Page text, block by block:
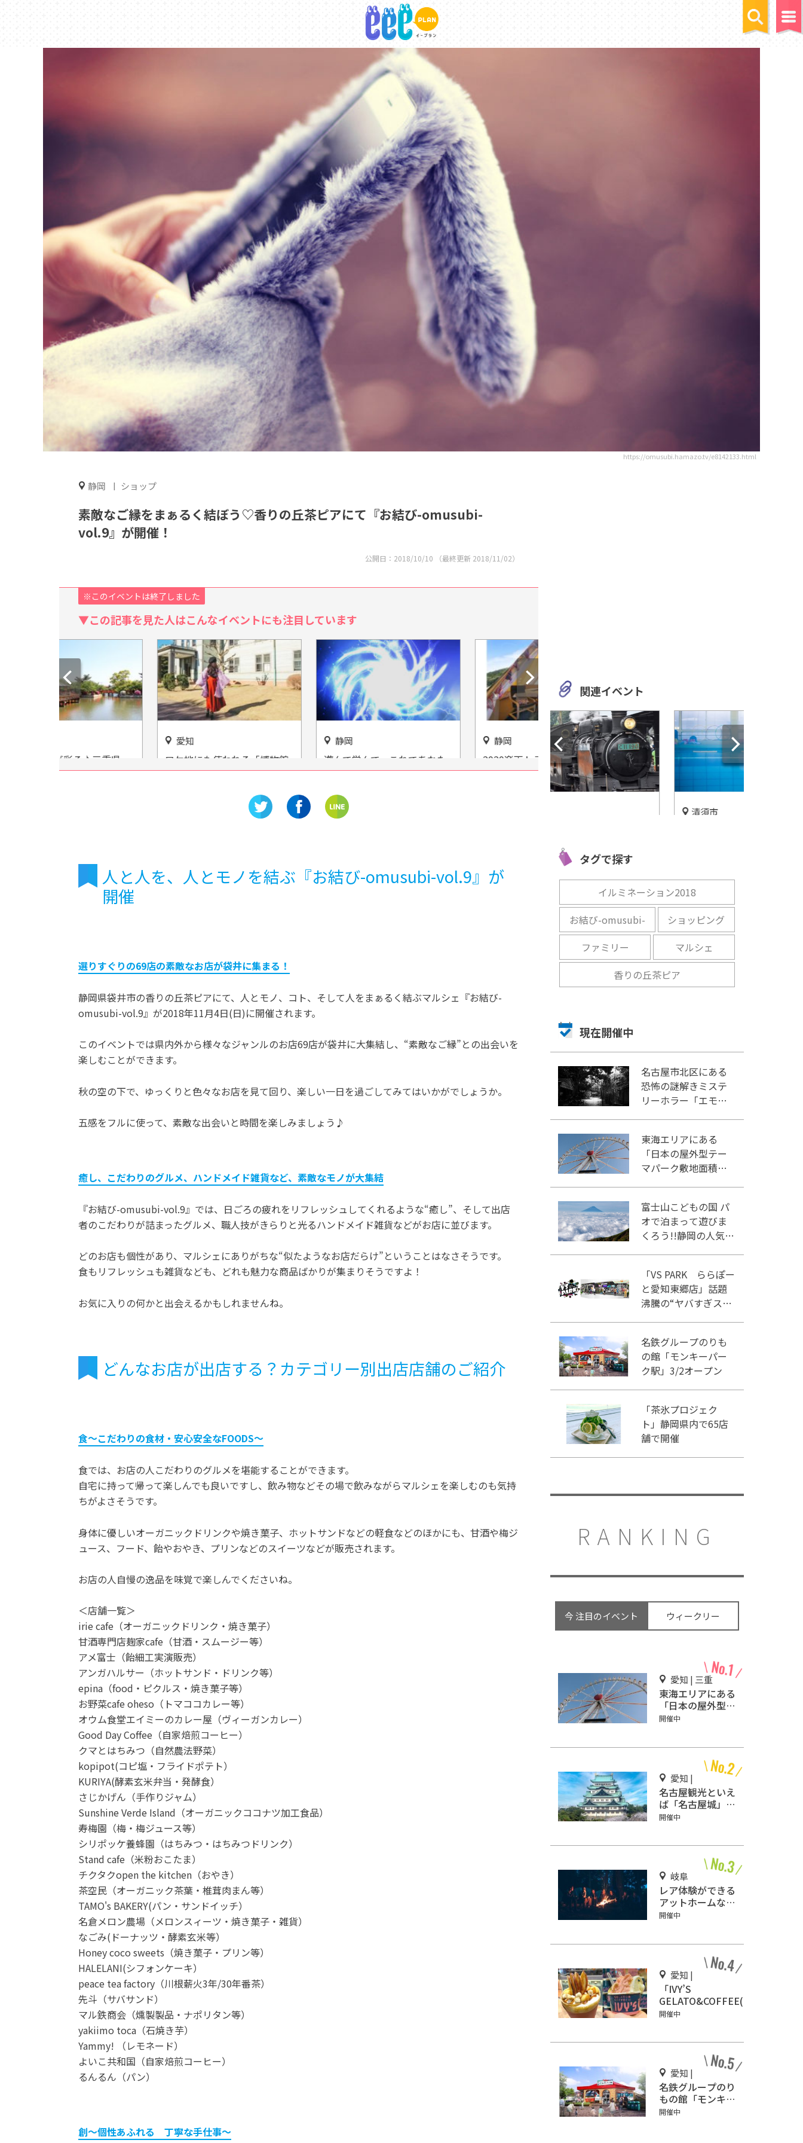
https://omusubi.hamazo.tv/e8142133.html
静岡 ショップ
素敵なご縁をまぁるく結ぼう♡香りの丘茶ピアにて『お結び-omusubi-
vol.9』が開催！
公開日： 2018/10/10 （最終更新 2018/11/02）
※このイベントは終了しました
▼この記事を見た人はこんなイベントにも注目しています
ロケ地にも使われる「博物館
明治村」で明治時代の街並み
遊んで学んで、これであなた
もエネルギー博士だ！「浜岡
2020楽天トラベルランキング
第2位！大注目のグランピン
全国
四国のお取り寄せグルメを紹
介！「讃岐うどん」「鰹のた
たき」などをおうちで楽しも
愛知
水の歴史資料館 大
「水」と危険な「水
にいこう
人と人を、人とモノを結ぶ『お結び-omusubi-vol.9』が
開催
選りすぐりの69店の素敵なお店が袋井に集まる！
静岡県袋井市の香りの丘茶ピアにて、人とモノ、コト、そして人をまぁるく結ぶマルシェ『お結び-
omusubi-vol.9』が2018年11月4日(日)に開催されます。
このイベントでは県内外から様々なジャンルのお店69店が袋井に大集結し、“素敵なご縁”との出会いを
楽しむことができます。
秋の空の下で、ゆっくりと色々なお店を見て回り、楽しい一日を過ごしてみてはいかがでしょうか。
五感をフルに使って、素敵な出会いと時間を楽しみましょう♪
癒し、こだわりのグルメ、ハンドメイド雑貨など、素敵なモノが大集結
『お結び-omusubi-vol.9』では、日ごろの疲れをリフレッシュしてくれるような“癒し”、そして出店
者のこだわりが詰まったグルメ、職人技がきらりと光るハンドメイド雑貨などがお店に並びます。
どのお店も個性があり、マルシェにありがちな“似たようなお店だらけ”ということはなさそうです。
食もリフレッシュも雑貨なども、どれも魅力な商品ばかりが集まりそうですよ！
お気に入りの何かと出会えるかもしれませんね。
どんなお店が出店する？カテゴリー別出店店舗のご紹介
食～こだわりの食材・安心安全なFOODS～
食では、お店の人こだわりのグルメを堪能することができます。
自宅に持って帰って楽しんでも良いですし、飲み物などその場で飲みながらマルシェを楽しむのも気持
ちがよさそうです。
身体に優しいオーガニックドリンクや焼き菓子、ホットサンドなどの軽食などのほかにも、甘酒や梅ジ
ュース、フード、飴やおやき、プリンなどのスイーツなどが販売されます。
お店の人自慢の逸品を味覚で楽しんでくださいね。
＜店舗一覧＞
irie cafe（オーガニックドリンク・焼き菓子）
甘酒専門店麹家cafe（甘酒・スムージー等）
アメ富士（飴細工実演販売）
アンガハルサー（ホットサンド・ドリンク等）
epina（food・ピクルス・焼き菓子等）
お野菜cafe oheso（トマココカレー等）
オウム食堂エイミーのカレー屋（ヴィーガンカレー）
Good Day Coffee（自家焙煎コーヒー）
クマとはちみつ（自然農法野菜）
kopipot(コピ塩・フライドポテト）
KURIYA(酵素玄米弁当・発酵食）
さじかげん（手作りジャム）
Sunshine Verde Island（オーガニックココナツ加工食品）
寿梅園（梅・梅ジュース等）
シリポッケ養蜂園（はちみつ・はちみつドリンク）
Stand cafe（米粉おこたま）
チクタクopen the kitchen（おやき）
茶空民（オーガニック茶葉・椎茸肉まん等）
TAMO's BAKERY(パン・サンドイッチ）
名倉メロン農場（メロンスィーツ・焼き菓子・雑貨）
なごみ(ドーナッツ・酵素玄米等）
Honey coco sweets（焼き菓子・プリン等）
HALELANI(シフォンケーキ）
peace tea factory（川根薪火3年/30年番茶）
先斗（サバサンド）
マル鉄商会（燻製製品・ナポリタン等）
yakiimo toca（石焼き芋）
Yammy! （レモネード）
よいこ共和国（自家焙煎コーヒー）
るんるん（パン）
創～個性あふれる 丁寧な手仕事～
関連イベント
静岡
開催中 開催中
び！「ARCO清洲」
タグで探す
イルミネーション2018
お結び-omusubi-
ショッピング
ファミリー
マルシェ
香りの丘茶ピア
現在開催中
名古屋市北区にある
恐怖の謎解きミステ
リーホラー「エモい
東海エリアにある
「日本の屋外型テー
マパーク敷地面積ラ
富士山こどもの国 パ
オで泊まって遊びま
くろう!!静岡の人気冒
「VS PARK ららぽー
と愛知東郷店」話題
沸騰の“ヤバすぎスポ
名鉄グループのりも
の館「モンキーパー
ク駅」3/2オープン
「茶氷プロジェク
ト」静岡県内で65店
舗で開催
RANKING
今 注目のイベント ウィークリー
愛知 | 三重
東海エリアにある
「日本の屋外型テ
ーマパーク敷地面
開催中
愛知 |
名古屋観光といえ
ば「名古屋城」！
2匹の金鯱を見に
開催中
岐阜
レア体験ができる
アットホームなキ
ャンプ場「ネイチ
開催中
愛知 |
「IVY’S
GELATO&COFFEE(ア
イビーズ ジェラート
オープン！
開催中
愛知 |
名鉄グループのり
もの館「モンキー
パーク駅」3/2オ
開催中